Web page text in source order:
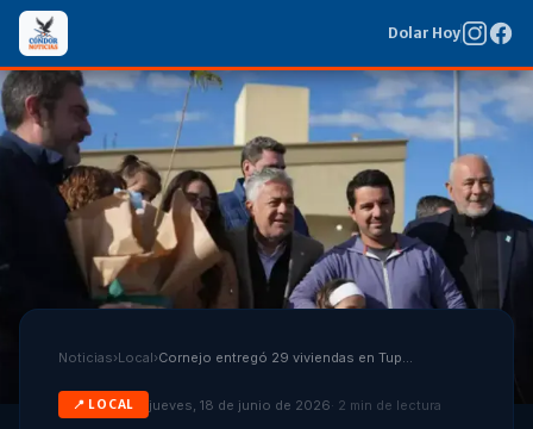
Dolar Hoy
Noticias›Local› Cornejo entregó 29 viviendas en Tupungato y San Carlos
📍 LOCAL jueves, 18 de junio de 2026· 2 min de lectura